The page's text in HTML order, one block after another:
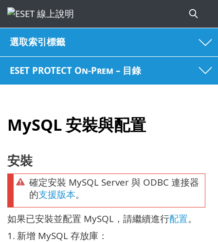
選取索引標籤
ESET PROTECT On-Prem – 目錄
MySQL 安裝與配置
安裝
確定安裝 MySQL Server 與 ODBC 連接器
的支援版本。
如果已安裝並配置 MySQL，請繼續進行配置。
1. 新增 MySQL 存放庫：